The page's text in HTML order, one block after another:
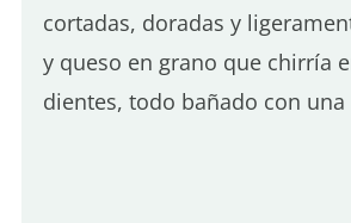
cortadas, doradas y
y queso en grano que chirría
dientes, todo bañado con
estos tres ingredientes lo